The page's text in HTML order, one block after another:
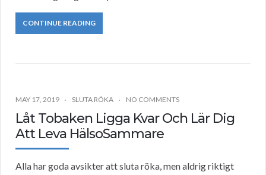
CONTINUE READING
MAY 17, 2019 SLUTA RÖKA NO COMMENTS
Låt Tobaken Ligga Kvar Och Lär Dig
Att Leva HälsoSammare
Alla har goda avsikter att sluta röka, men aldrig riktigt